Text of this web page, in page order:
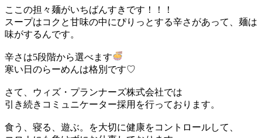
ここの担々麺がいちばんすきです！！！
スープはコクと甘味の中にぴりっとする辛さがあって、麺は
味がするんです。
辛さは5段階から選べます
寒い日のらーめんは格別です♡
さて、ウィズ・プランナーズ株式会社では
引き続きコミュニケーター採用を行っております。
食う、寝る、遊ぶ。を大切に健康をコントロールして、